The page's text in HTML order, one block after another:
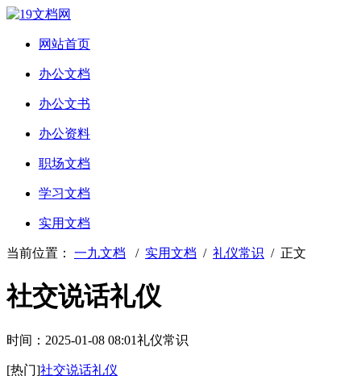
网站首页
办公文档
办公文书
办公资料
职场文档
学习文档
实用文档
当前位置： 一九文档 / 实用文档 / 礼仪常识 / 正文
社交说话礼仪
时间：2025-01-08 08:01礼仪常识
[热门]社交说话礼仪